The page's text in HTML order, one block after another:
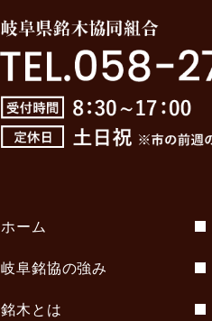
ホーム
岐阜銘協の強み
銘木とは